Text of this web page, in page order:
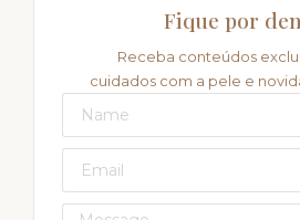
Fique por
Receba conteúdos
cuidados com a pele e